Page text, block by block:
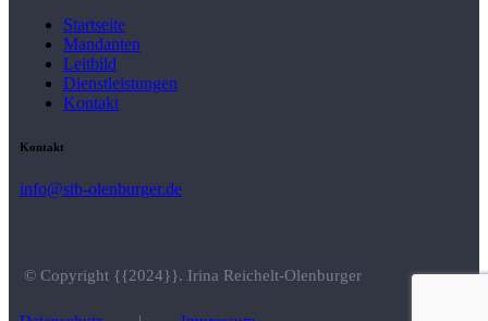
Startseite
Mandanten
Leitbild
Dienstleistungen
Kontakt
Kontakt
info@stb-olenburger.de
© Copyright {{2024}}. Irina Reichelt-Olenburger